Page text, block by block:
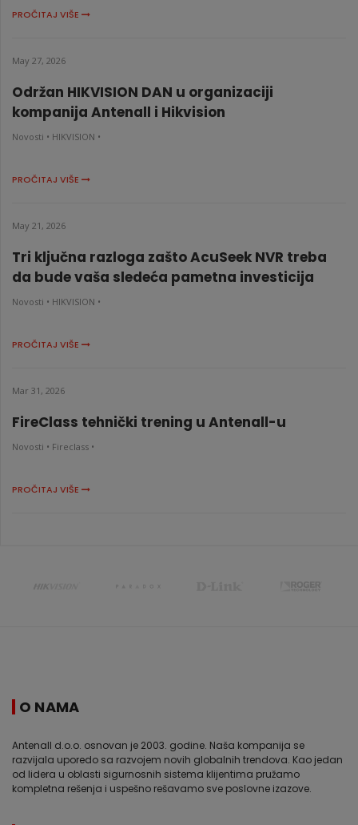
PROČITAJ VIŠE
May 27, 2026
Održan HIKVISION DAN u organizaciji
kompanija Antenall i Hikvision
Novosti • HIKVISION •
PROČITAJ VIŠE
May 21, 2026
Tri ključna razloga zašto AcuSeek NVR treba
da bude vaša sledeća pametna investicija
Novosti • HIKVISION •
PROČITAJ VIŠE
Mar 31, 2026
FireClass tehnički trening u Antenall-u
Novosti • Fireclass •
PROČITAJ VIŠE
O NAMA
Antenall d.o.o. osnovan je 2003. godine. Naša kompanija se
razvijala uporedo sa razvojem novih globalnih trendova. Kao jedan
od lidera u oblasti sigurnosnih sistema klijentima pružamo
kompletna rešenja i uspešno rešavamo sve poslovne izazove.